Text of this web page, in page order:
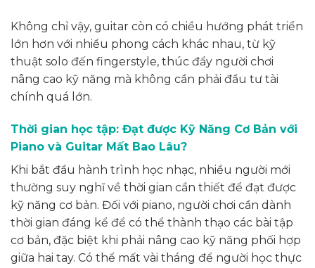
Không chỉ vậy, guitar còn có chiều hướng phát triển
lớn hơn với nhiều phong cách khác nhau, từ kỹ
thuật solo đến fingerstyle, thúc đẩy người chơi
nâng cao kỹ năng mà không cần phải đầu tư tài
chính quá lớn.
Thời gian học tập: Đạt được Kỹ Năng Cơ Bản với
Piano và Guitar Mất Bao Lâu?
Khi bắt đầu hành trình học nhạc, nhiều người mới
thường suy nghĩ về thời gian cần thiết để đạt được
kỹ năng cơ bản. Đối với piano, người chơi cần dành
thời gian đáng kể để có thể thành thạo các bài tập
cơ bản, đặc biệt khi phải nâng cao kỹ năng phối hợp
giữa hai tay. Có thể mất vài tháng để người học thực